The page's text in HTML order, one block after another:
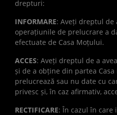
drepturi:
INFORMARE: Aveți dreptul
operațiunile de prelucrare a
efectuate de Casa Moțului.
ACCES: Aveți dreptul de a
și de a obține din partea
prelucrează sau nu date cu
privesc și, în caz afirmativ,
RECTIFICARE: În cazul în care